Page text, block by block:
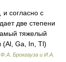
согласно с
две степени
тяжелый
(Al, Ga, In, Tl)
Брокгауза и И.А.